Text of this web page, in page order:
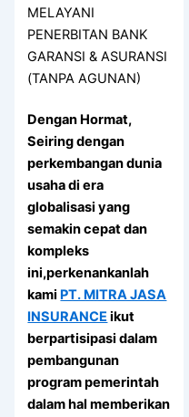
MELAYANI
PENERBITAN BANK
GARANSI & ASURANSI
(TANPA AGUNAN)
Dengan Hormat,
Seiring dengan
perkembangan dunia
usaha di era
globalisasi yang
semakin cepat dan
kompleks
ini,perkenankanlah
kami PT. MITRA JASA
INSURANCE ikut
berpartisipasi dalam
pembangunan
program pemerintah
dalam hal memberikan